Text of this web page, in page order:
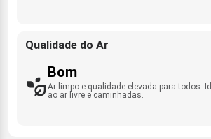
Qualidade do Ar
Bom
Ar limpo e qualidade elevada para todos.
ao ar livre e caminhadas.